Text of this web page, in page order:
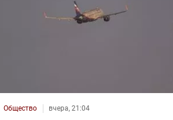
Общество вчера, 21:04